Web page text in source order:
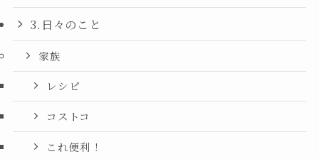
3.日々のこと
家族
レシピ
コストコ
これ便利！